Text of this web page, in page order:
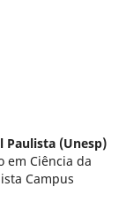
Paulista (Unesp)
em Ciência da
Campus